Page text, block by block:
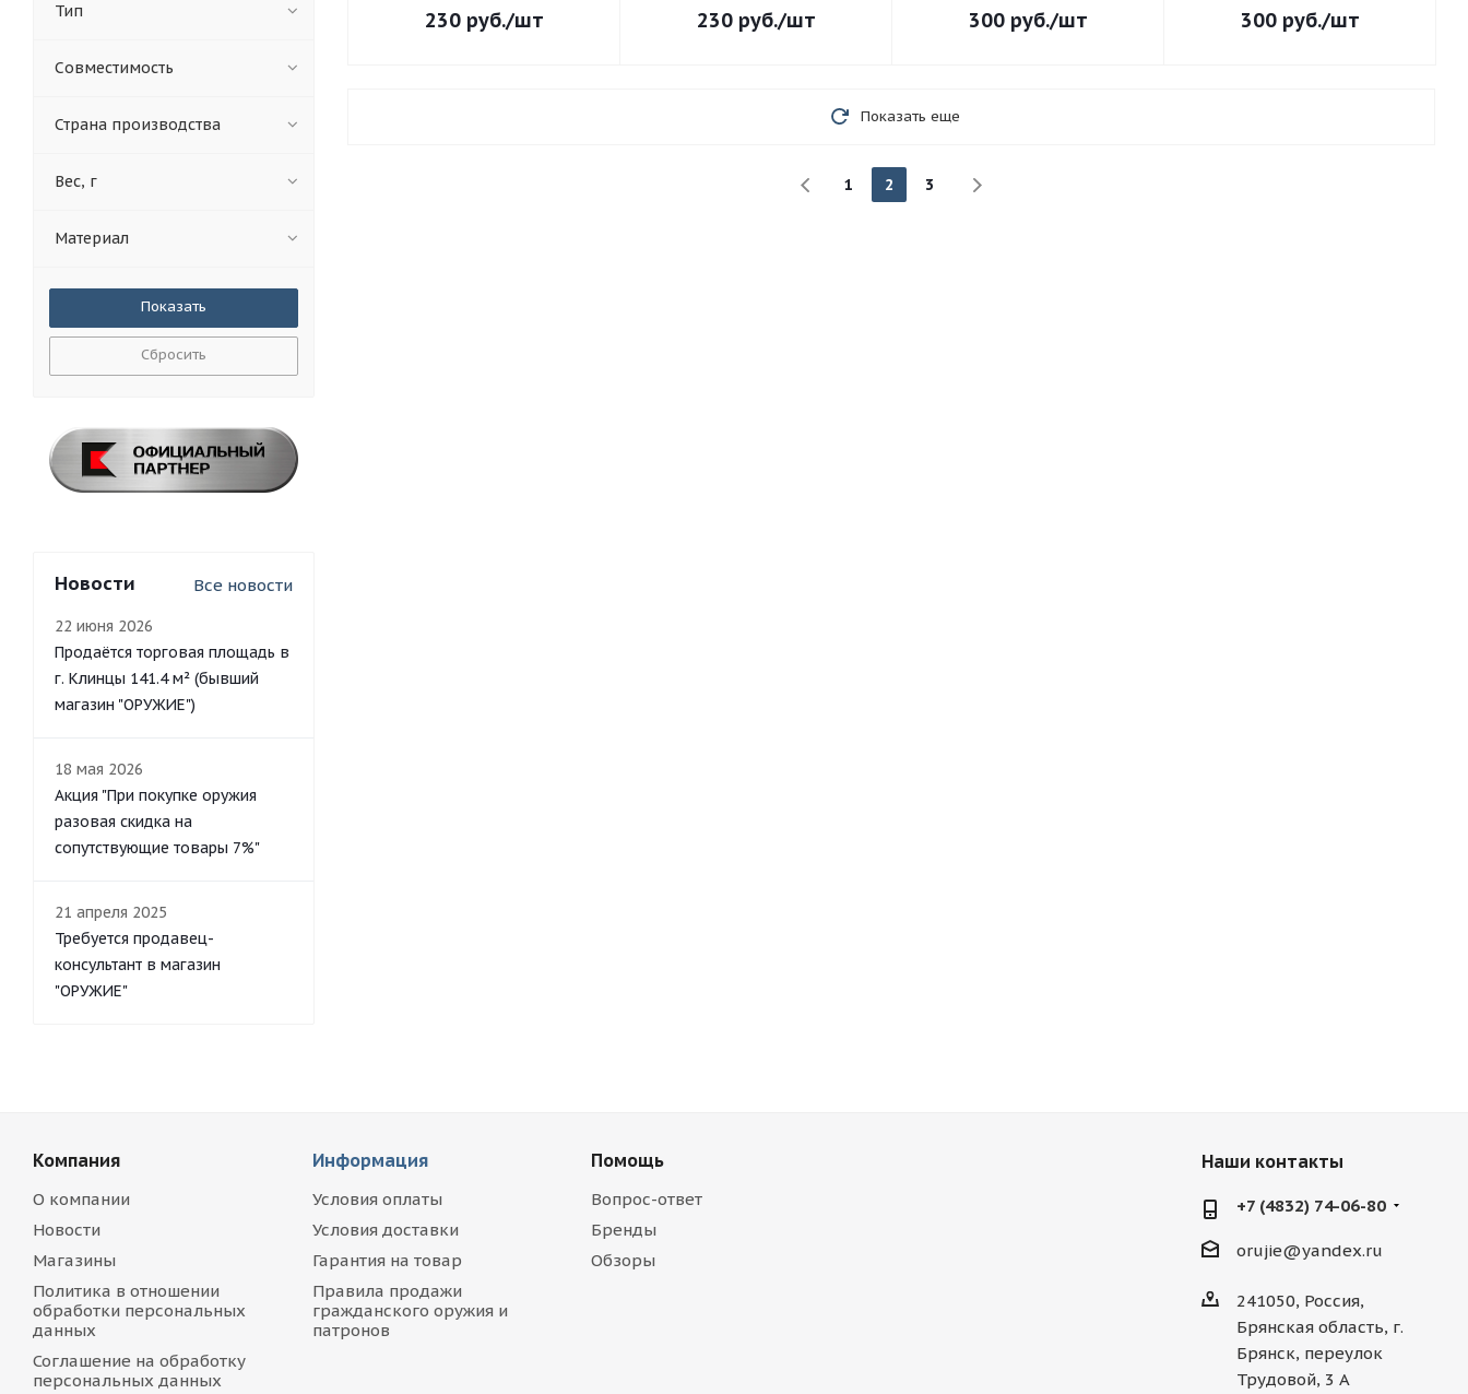
230 руб./шт 230 руб./шт 300 руб./шт 300 руб./шт
Показать еще
1 2 3
Тип
Совместимость
Страна производства
Вес, г
Материал
Сбросить
Новости Все новости
22 июня 2026
Продаётся торговая площадь в
г. Клинцы 141.4 м² (бывший
магазин "ОРУЖИЕ")
18 мая 2026
Акция "При покупке оружия
разовая скидка на
сопутствующие товары 7%"
21 апреля 2025
Требуется продавец-
консультант в магазин
"ОРУЖИЕ"
Компания
О компании
Новости
Магазины
Политика в отношении
обработки персональных
данных
Соглашение на обработку
персональных данных
Информация
Условия оплаты
Условия доставки
Гарантия на товар
Правила продажи
гражданского оружия и
патронов
Помощь
Вопрос-ответ
Бренды
Обзоры
Наши контакты
+7 (4832) 74-06-80
orujie@yandex.ru
241050, Россия,
Брянская область, г.
Брянск, переулок
Трудовой, 3 А